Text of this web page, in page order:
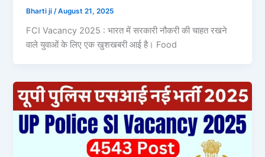
Bharti ji /August 21, 2025
FCI Vacancy 2025 : भारत में सरकारी नौकरी की चाहत रखने
वाले युवाओं के लिए एक खुशखबरी आई है। Food